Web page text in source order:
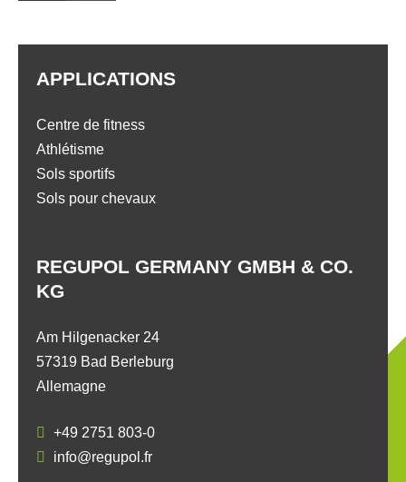
REGUPOL GERMANY GMBH & CO.
KG
Am Hilgenacker 24
57319 Bad Berleburg
Allemagne
+49 2751 803-0
info@regupol.fr
APPLICATIONS
Centre de fitness
Athlétisme
Sols sportifs
Sols pour chevaux